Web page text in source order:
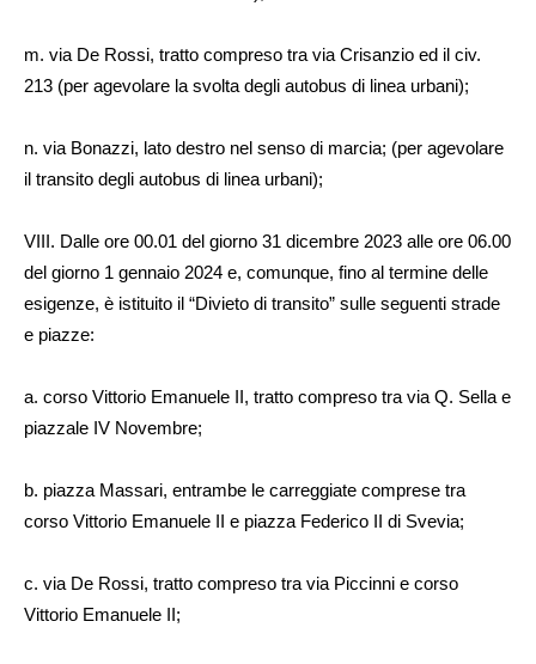
m. via De Rossi, tratto compreso tra via Crisanzio ed il civ.
213 (per agevolare la svolta degli autobus di linea urbani);
n. via Bonazzi, lato destro nel senso di marcia; (per agevolare
il transito degli autobus di linea urbani);
VIII. Dalle ore 00.01 del giorno 31 dicembre 2023 alle ore 06.00
del giorno 1 gennaio 2024 e, comunque, fino al termine delle
esigenze, è istituito il “Divieto di transito” sulle seguenti strade
e piazze:
a. corso Vittorio Emanuele II, tratto compreso tra via Q. Sella e
piazzale IV Novembre;
b. piazza Massari, entrambe le carreggiate comprese tra
corso Vittorio Emanuele II e piazza Federico II di Svevia;
c. via De Rossi, tratto compreso tra via Piccinni e corso
Vittorio Emanuele II;